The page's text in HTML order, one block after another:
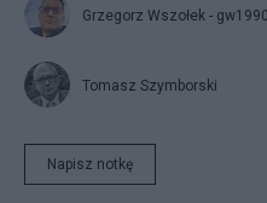
Grzegorz Wszołek - gw1990
Tomasz Szymborski
Napisz notkę